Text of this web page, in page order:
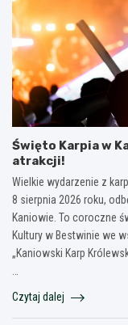
Święto Karpia w
atrakcji!
Wielkie wydarzenie z
8 sierpnia 2026 roku,
Kaniowie. To coroczne
Kultury w Bestwinie we
„Kaniowski Karp
Czytaj dalej